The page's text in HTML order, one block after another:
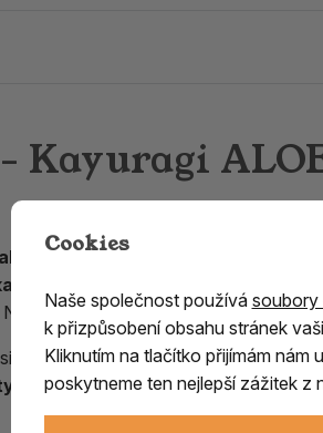
Kayuragi
v roce 1965
mistr vůní u císařského dvora
Kodo vytváří dodnes.
Nippon Kodo vybudovala
, které v soběsnoubí umění,
Cookies
Naše společnost používá soubory
k přizpůsobení obsahu stránek
Kliknutím na tlačítko přijímám nám
poskytneme ten nejlepší zážitek z